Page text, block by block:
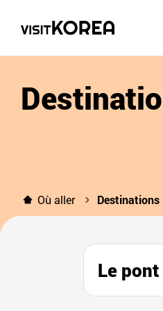
Où aller Destinations
Le